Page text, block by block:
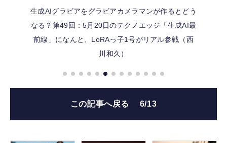
生成AIグラビアをグラビアカメラマンが作るとどう
なる？第49回：5月20日のテクノエッジ「生成AI最
前線」になんと、LoRAっ子1号がリアル参戦（西
川和久）
この記事へ戻る 6/13